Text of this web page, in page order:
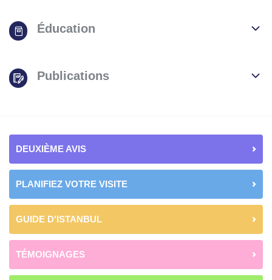
Éducation
Publications
DEUXIÈME AVIS
PLANIFIEZ VOTRE VISITE
GUIDE D'ISTANBUL
TÉMOIGNAGES